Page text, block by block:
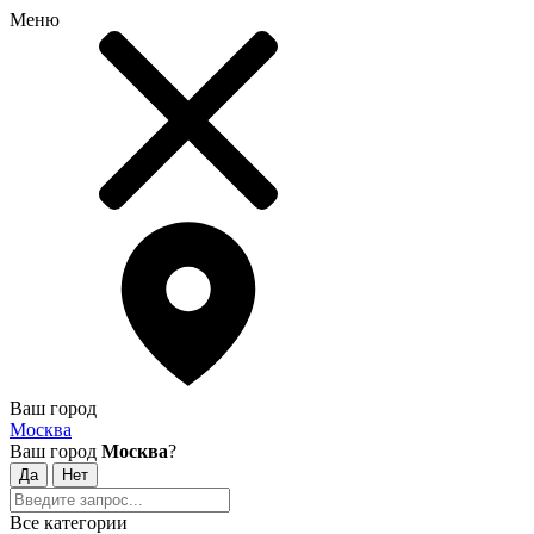
Меню
Ваш город
Москва
Ваш город Москва?
Все категории